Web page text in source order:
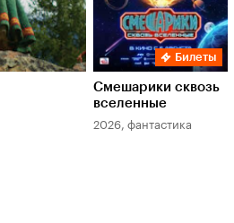
Билеты
Смешарики сквозь
вселенные
2026, фантастика